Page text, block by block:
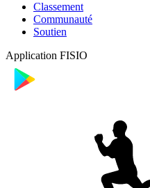
Classement
Communauté
Soutien
Application FISIO